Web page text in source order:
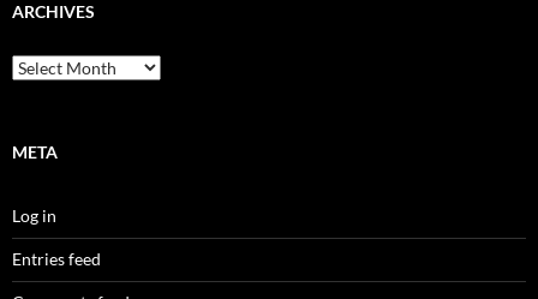
ARCHIVES
Archives
META
Log in
Entries feed